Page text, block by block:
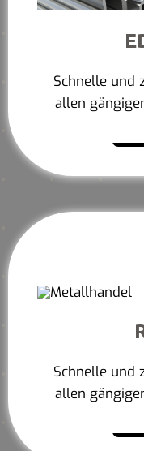
Schnelle und
allen
Schnelle und
allen